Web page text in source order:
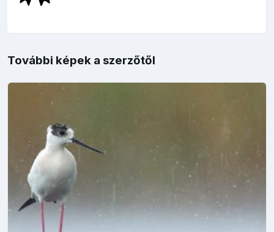
További képek a szerzőtől